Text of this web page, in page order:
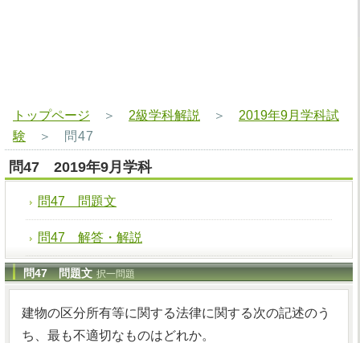
トップページ ＞ 2級学科解説 ＞ 2019年9月学科試
験 ＞ 問47
問47 2019年9月学科
問47 問題文
問47 解答・解説
問47 問題文 択一問題
建物の区分所有等に関する法律に関する次の記述のう
ち、最も不適切なものはどれか。